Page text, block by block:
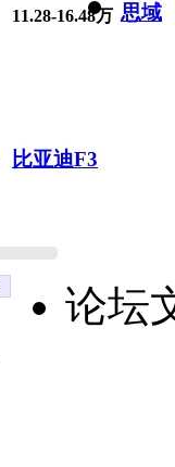
11.28-16.48万 思域
比亚迪F3
论坛